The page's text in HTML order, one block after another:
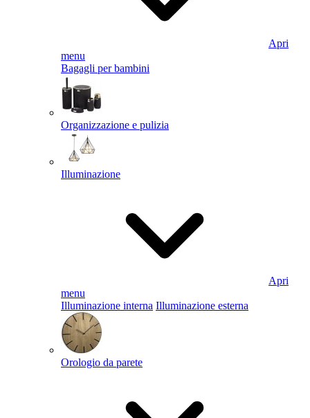
Apri
menu
Bagagli per bambini
Organizzazione e pulizia
Illuminazione
Apri
menu
Illuminazione interna Illuminazione esterna
Orologio da parete